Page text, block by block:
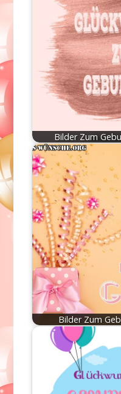
Bilder Zum
Bilder Zum